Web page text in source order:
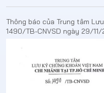
Thông báo của Trung tâm
1490/TB-CNVSD ngày 29/11/